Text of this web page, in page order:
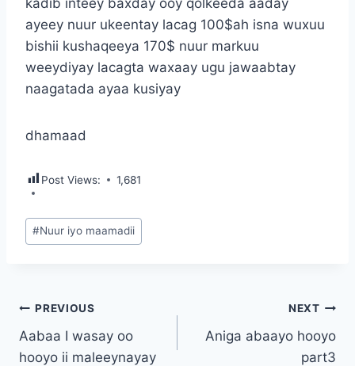
ayeey nuur ukeentay lacag 100$ah isna wuxuu
bishii kushaqeeya 170$ nuur markuu
weeydiyay lacagta waxaay ugu jawaabtay
naagatada ayaa kusiyay
dhamaad
Post Views: 1,681
Post
Tags:
#Nuur iyo maamadii
Post
navigation
PREVIOUS
Aabaa I wasay oo
hooyo ii maleeynayay
NEXT
Aniga abaayo hooyo
part3